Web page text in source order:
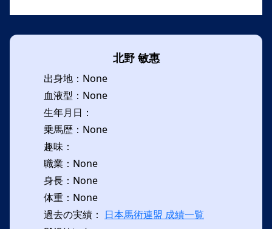
北野 敏惠
出身地：None
血液型：None
生年月日：
乗馬歴：None
趣味：
職業：None
身長：None
体重：None
過去の実績： 日本馬術連盟 成績一覧